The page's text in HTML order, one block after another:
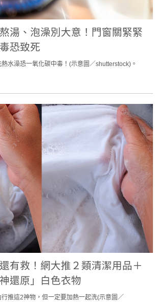
湯、泡澡別大意！門窗關緊緊
恐致死
水澡恐一氧化碳中毒！(示意圖／shutterstock)。
有救！網大推２類清潔用品＋
還原」白色衣物
推這2神物，但一定要加熱一起洗(示意圖／